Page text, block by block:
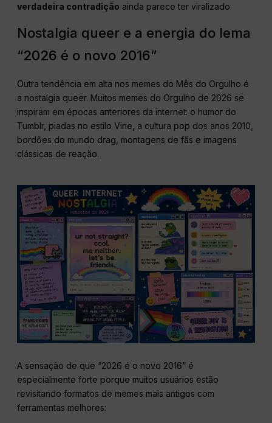
verdadeira contradição ainda parece ter viralizado.
Nostalgia queer e a energia do lema
“2026 é o novo 2016”
Outra tendência em alta nos memes do Mês do Orgulho é
a nostalgia queer. Muitos memes do Orgulho de 2026 se
inspiram em épocas anteriores da internet: o humor do
Tumblr, piadas no estilo Vine, a cultura pop dos anos 2010,
bordões do mundo drag, montagens de fãs e imagens
clássicas de reação.
A sensação de que “2026 é o novo 2016” é
especialmente forte porque muitos usuários estão
revisitando formatos de memes mais antigos com
ferramentas melhores: